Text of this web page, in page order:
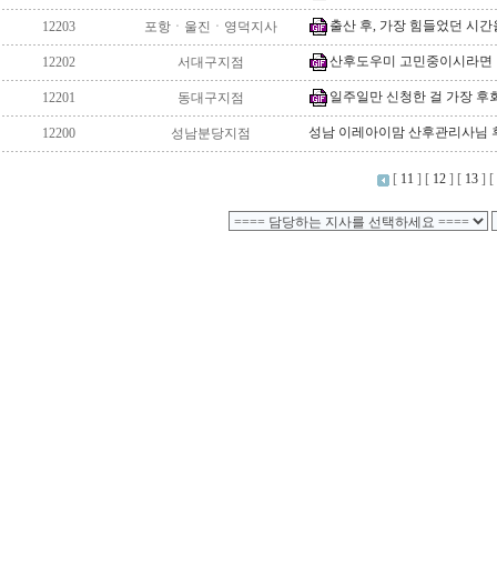
12203 포항ㆍ울진ㆍ영덕지사 출산 후, 가장 힘들었던 시
12202 서대구지점 산후도우미 고민중이시라
12201 동대구지점 일주일만 신청한 걸 가장 후
12200 성남분당지점 성남 이레아이맘 산후관리사님
[ 11 ] [ 12] [ 13] [